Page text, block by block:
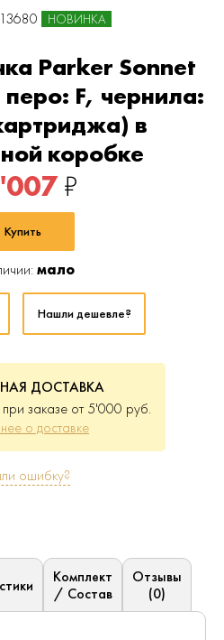
НОВИНКА
Parker Sonnet
F, чернила:
в
коробке
₽
Купить
мало
Нашли дешевле?
ДОСТАВКА
заказе от 5'000 руб.
о доставке
ошибку?
Комплект
/ Состав
Отзывы
(0)